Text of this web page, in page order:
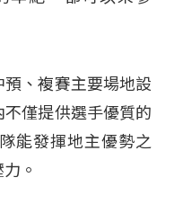
、複賽主要場地設
僅提供選手優質的
能發揮地主優勢之
。